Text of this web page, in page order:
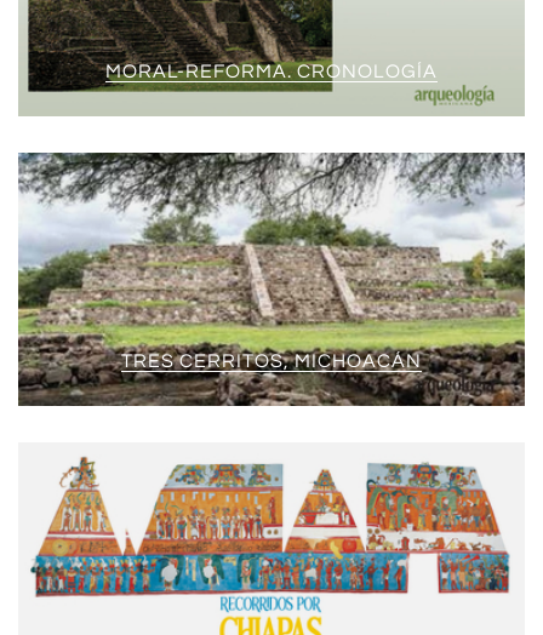
MORAL-REFORMA. CRONOLOGÍA
TRES CERRITOS, MICHOACÁN